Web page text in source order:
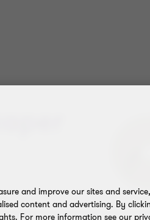
and improve our sites and
content and advertising. By
For more information see our